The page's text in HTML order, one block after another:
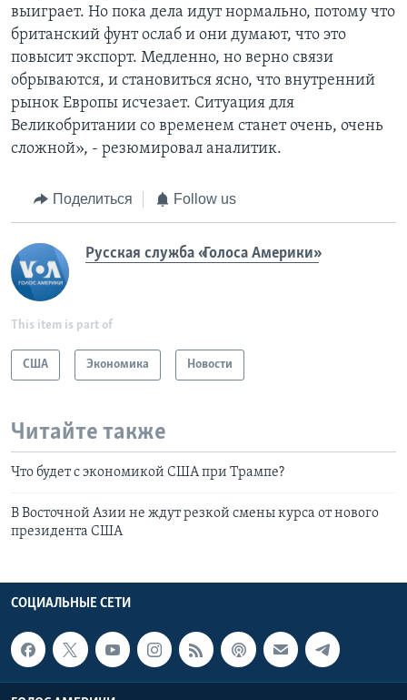
выиграет. Но пока дела идут нормально, потому что
британский фунт ослаб и они думают, что это
повысит экспорт. Медленно, но верно связи
обрываются, и становиться ясно, что внутренний
рынок Европы исчезает. Ситуация для
Великобритании со временем станет очень, очень
сложной», - резюмировал аналитик.
Поделиться Follow us
Русская служба «Голоса Америки»
This item is part of
США Экономика Новости
Читайте также
Что будет с экономикой США при Трампе?
В Восточной Азии не ждут резкой смены курса от нового
президента США
СОЦИАЛЬНЫЕ СЕТИ